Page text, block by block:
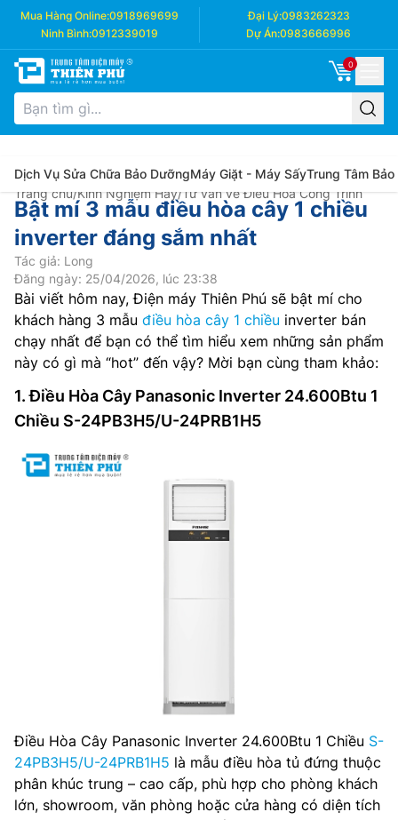
Mua Hàng Online:0918969699 Đại Lý:0983262323
Ninh Bình:0912339019 Dự Án:0983666996
0
Dịch Vụ Sửa Chữa Bảo DưỡngMáy Giặt - Máy SấyTrung Tâm Bảo
Trang chủ/Kinh Nghiệm Hay/Tư vấn về Điều Hòa Công Trình
Bật mí 3 mẫu điều hòa cây 1 chiều
inverter đáng sắm nhất
Tác giả: Long
Đăng ngày: 25/04/2026, lúc 23:38
Bài viết hôm nay, Điện máy Thiên Phú sẽ bật mí cho
khách hàng 3 mẫu điều hòa cây 1 chiều inverter bán
chạy nhất để bạn có thể tìm hiểu xem những sản phẩm
này có gì mà “hot” đến vậy? Mời bạn cùng tham khảo:
1. Điều Hòa Cây Panasonic Inverter 24.600Btu 1
Chiều S-24PB3H5/U-24PRB1H5
Điều Hòa Cây Panasonic Inverter 24.600Btu 1 Chiều S-
24PB3H5/U-24PRB1H5 là mẫu điều hòa tủ đứng thuộc
phân khúc trung – cao cấp, phù hợp cho phòng khách
lớn, showroom, văn phòng hoặc cửa hàng có diện tích